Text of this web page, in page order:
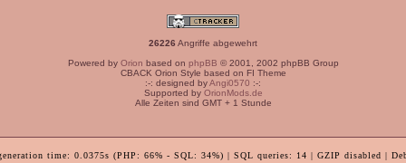
26226 Angriffe abgewehrt
Powered by Orion based on phpBB © 2001, 2002 phpBB Group
CBACK Orion Style based on FI Theme
:-: designed byAngi0570 :-:
Supported by OrionMods.de
Alle Zeiten sind GMT + 1 Stunde
time: 0.0375s (PHP: 66% - SQL: 34%) | SQL queries: 14 | GZIP disabled |